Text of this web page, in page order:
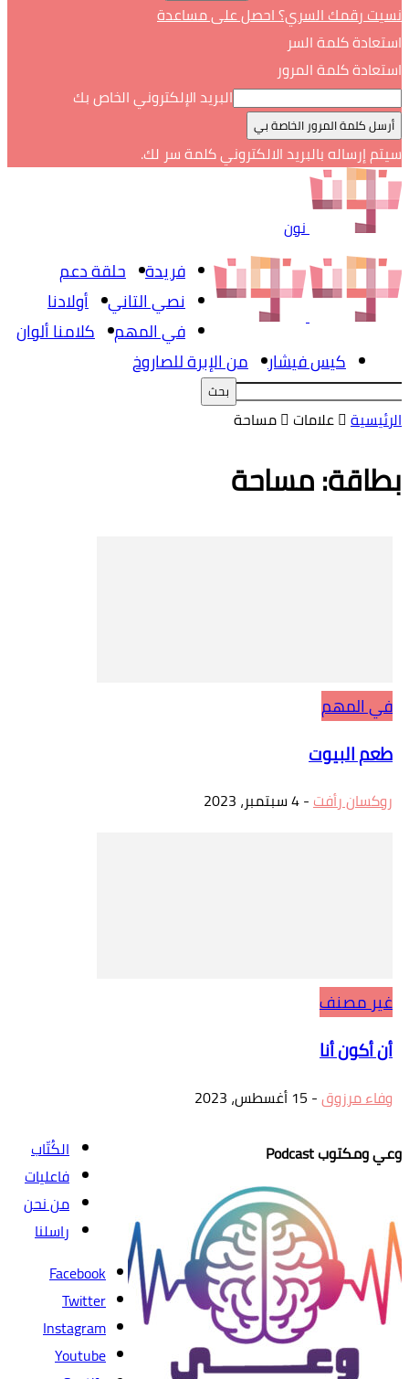
نسيت رقمك السري؟ احصل على مساعدة
استعادة كلمة السر
استعادة كلمة المرور
البريد الإلكتروني الخاص بك
سيتم إرساله بالبريد الالكتروني كلمة سر لك.
نون
فريدة
حلقة دعم
نصي التاني
أولادنا
في المهم
كلامنا ألوان
كيس فيشار
من الإبرة للصاروخ
الرئيسية علامات مساحة
بطاقة: مساحة
في المهم
طعم البيوت
روكسان رأفت-4 سبتمبر، 2023
غير مصنف
أن أكون أنا
وفاء مرزوق- 15 أغسطس، 2023
وعي ومكتوب Podcast
الكُتّاب
فاعليات
من نحن
راسلنا
Facebook
Twitter
Instagram
Youtube